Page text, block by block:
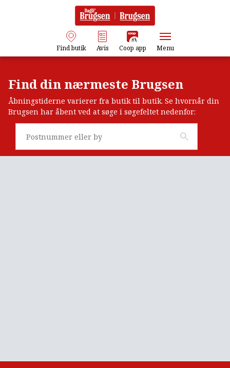
Find butik Avis Coop app Menu
Find din nærmeste Brugsen
Åbningstiderne varierer fra butik til butik. Se hvornår din
Brugsen har åbent ved at søge i søgefeltet nedenfor: